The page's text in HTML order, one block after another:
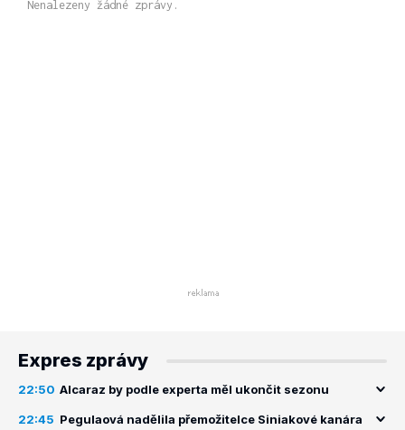
Nenalezeny žádné zprávy.
Expres zprávy
22:50 Alcaraz by podle experta měl ukončit sezonu
22:45 Pegulaová nadělila přemožitelce Siniakové kanára